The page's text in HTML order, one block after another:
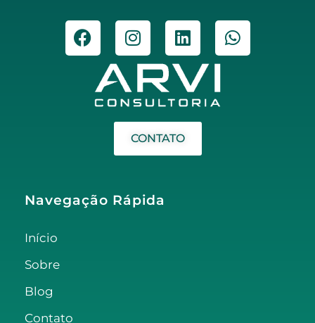
CONTATO
Navegação Rápida
Início
Sobre
Blog
Contato